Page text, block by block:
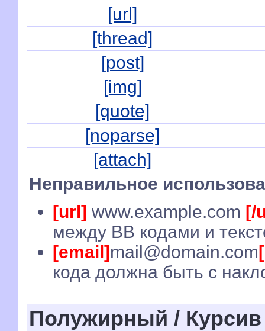
[url]
[thread]
[post]
[img]
[quote]
[noparse]
[attach]
Неправильное
[url] www.example.com [/
между BB кодами и
[email] mail@domain.com
кода должна быть с
Полужирный /